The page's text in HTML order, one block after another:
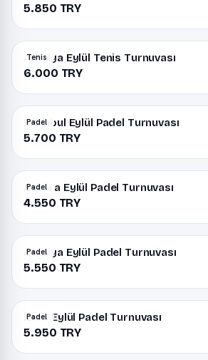
5.850 TRY
Tenis
Antalya Eylül Tenis Turnuvası
6.000 TRY
Padel
İstanbul Eylül Padel Turnuvası
5.700 TRY
Padel
Ankara Eylül Padel Turnuvası
4.550 TRY
Padel
Antalya Eylül Padel Turnuvası
5.550 TRY
Padel
İzmir Eylül Padel Turnuvası
5.950 TRY